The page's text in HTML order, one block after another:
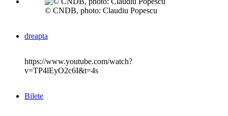
© CNDB, photo: Claudiu Popescu
dreapta
https://www.youtube.com/watch?
v=TP4lEyO2c6I&t=4s
Bilete